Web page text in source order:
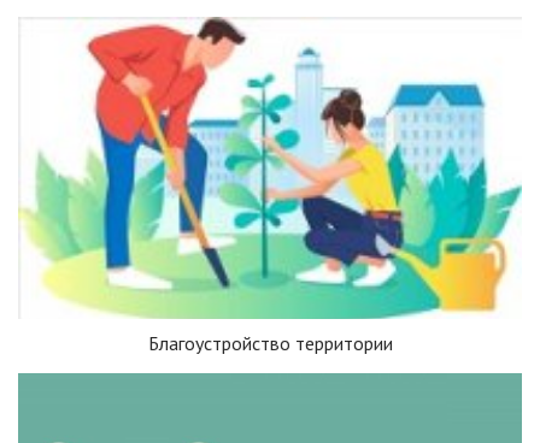
Благоустройство территории